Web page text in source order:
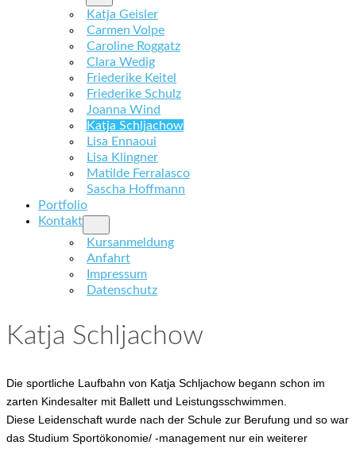
Katja Geisler
Carmen Volpe
Caroline Roggatz
Clara Wedig
Friederike Keitel
Friederike Schulz
Joanna Wind
Katja Schljachow
Lisa Ennaoui
Lisa Klingner
Matilde Ferralasco
Sascha Hoffmann
Portfolio
Kontakt
Kursanmeldung
Anfahrt
Impressum
Datenschutz
Katja Schljachow
Die sportliche Laufbahn von Katja Schljachow begann schon im
zarten Kindesalter mit Ballett und Leistungsschwimmen.
Diese Leidenschaft wurde nach der Schule zur Berufung und so war
das Studium Sportökonomie/ -management nur ein weiterer